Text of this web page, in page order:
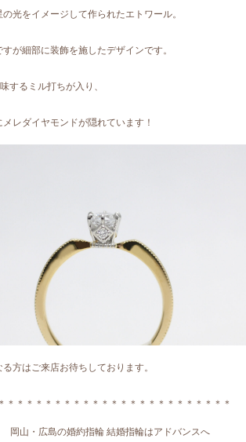
光をイメージして作られたエトワール。
が細部に装飾を施したデザインです。
するミル打ちが入り、
レダイヤモンドが隠れています！
方はご来店お待ちしております。
＊＊＊＊＊＊＊＊＊＊＊＊＊＊＊＊＊＊＊＊＊＊＊＊
岡山・広島の婚約指輪 結婚指輪はアドバンスへ